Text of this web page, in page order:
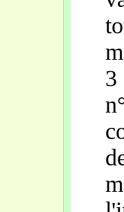
3